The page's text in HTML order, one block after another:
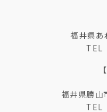
福井県
TEL
福井県勝山
TEL